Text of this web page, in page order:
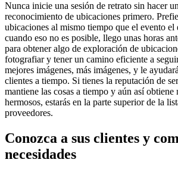
Nunca inicie una sesión de retrato sin hacer
reconocimiento de ubicaciones primero.
ubicaciones al mismo tiempo que el evento el
cuando eso no es posible, llego unas horas
para obtener algo de exploración de
fotografiar y tener un camino eficiente a
mejores imágenes, más imágenes, y le
clientes a tiempo. Si tienes la reputación de
mantiene las cosas a tiempo y aún así obtiene
hermosos, estarás en la parte superior de la
proveedores.
Conozca a sus clientes y
necesidades